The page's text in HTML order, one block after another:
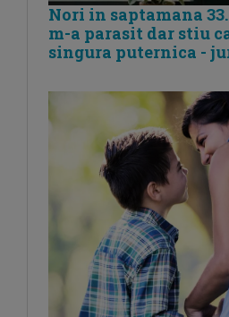
Nori in saptamana
m-a parasit dar stiu
singura puternica -